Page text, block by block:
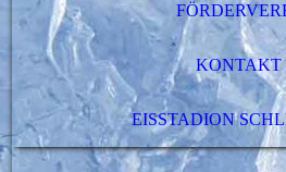
KONTAKT
EISSTADION